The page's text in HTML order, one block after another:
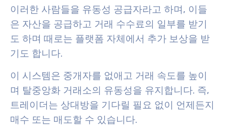
이러한 사람들을 유동성 공급자라고 하며, 이들
은 자산을 공급하고 거래 수수료의 일부를 받기
도 하며 때로는 플랫폼 자체에서 추가 보상을 받
기도 합니다.
이 시스템은 중개자를 없애고 거래 속도를 높이
며 탈중앙화 거래소의 유동성을 유지합니다. 즉,
트레이더는 상대방을 기다릴 필요 없이 언제든지
매수 또는 매도할 수 있습니다.